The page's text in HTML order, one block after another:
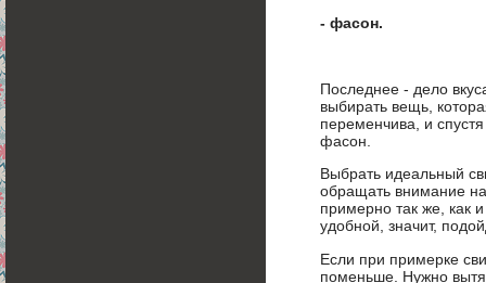
- фасон.
Последнее - дело
выбирать вещь,
переменчива, и
фасон.
Выбрать идеальный
обращать внимание
примерно так же, как
удобной, значит,
Если при примерке
поменьше. Нужно